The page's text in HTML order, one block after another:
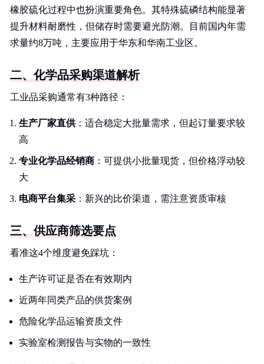
橡胶硫化过程中也扮演重要角色。其特殊硫磷结构能显著
提升材料耐磨性，但储存时需要避光防潮。目前国内年需
求量约8万吨，主要应用于华东和华南工业区。
二、化学品采购渠道解析
工业品采购通常有3种路径：
生产厂家直供：适合稳定大批量需求，但起订量要求较
高
专业化学品经销商 ：可提供小批量现货，但价格浮动较
大
电商平台集采 ：新兴的比价渠道，需注意资质审核
三、供应商筛选要点
看准这4个维度避免踩坑：
生产许可证是否在有效期内
近两年同类产品的供货案例
危险化学品运输资质文件
实验室检测报告与实物的一致性